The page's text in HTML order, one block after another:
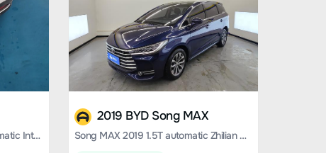
BYD Song MAX 2019 1.5T automatic Intelligent Linkage 6-seater Country VI
2019 BYD Song MAX
Song MAX 2019 1.5T automatic Zhilian Ruijin type 6-seater Country VI